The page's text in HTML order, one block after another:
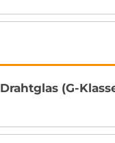
Drahtglas (G-